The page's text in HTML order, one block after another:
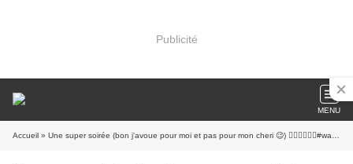
Publicité
MENU
Accueil » Une super soirée (bon j'avoue pour moi et pas pour mon cheri 😉) 👍🏼🎼🍻🍻🍻#wasp #concert #thecrimsonidol #paris #elyseemontmartre @Elysée Montmartre